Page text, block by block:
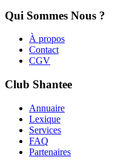
Qui Sommes Nous ?
À propos
Contact
CGV
Club Shantee
Annuaire
Lexique
Services
FAQ
Partenaires